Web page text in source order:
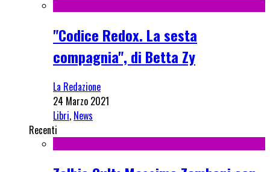
"Codice Redox. La sesta
compagnia", di Betta Zy
La Redazione
24 Marzo 2021
Libri, News
Recenti